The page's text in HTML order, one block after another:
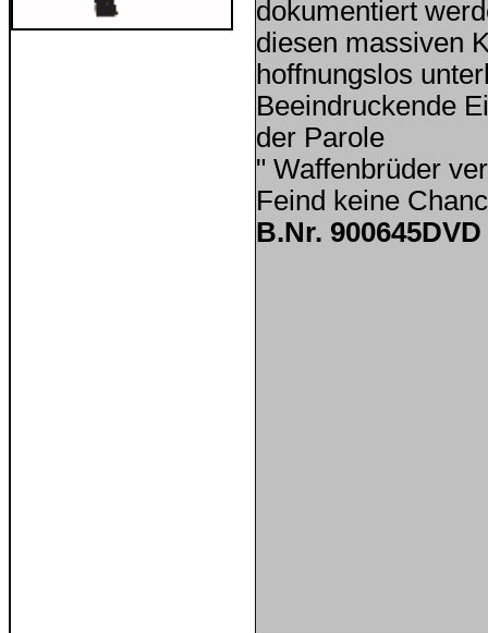
dokumentiert
diesen massiven
hoffnungslos
Beeindruckende
der Parole
" Waffenbrüder
Feind keine
B.Nr.